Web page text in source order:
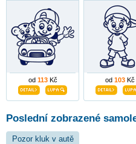
od 113Kč od 103 Kč
Poslední zobrazené
Pozor kluk v autě